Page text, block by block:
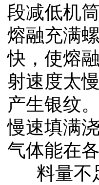
段减低机
熔融充满
快，使熔
射速度太
产生银纹
慢速填满
气体能在
料量不